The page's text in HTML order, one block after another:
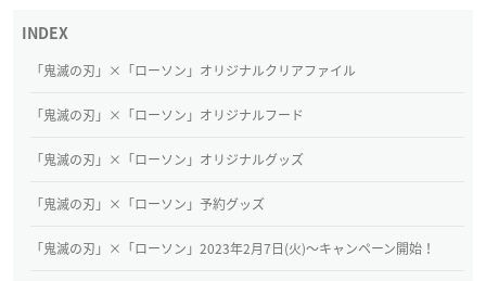
「鬼滅の刃」×「ローソン」オリジナルクリアファイル
「鬼滅の刃」×「ローソン」オリジナルフード
「鬼滅の刃」×「ローソン」オリジナルグッズ
「鬼滅の刃」×「ローソン」予約グッズ
「鬼滅の刃」×「ローソン」2023年2月7日(火)〜キャンペーン開始！